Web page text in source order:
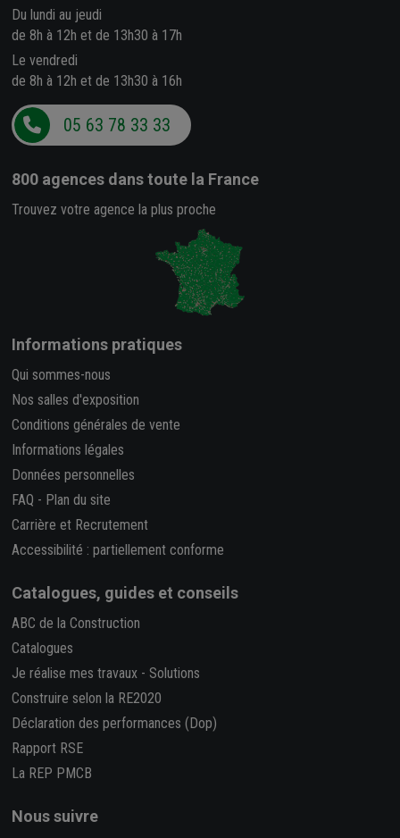
Du lundi au jeudi
de 8h à 12h et de 13h30 à 17h
Le vendredi
de 8h à 12h et de 13h30 à 16h
05 63 78 33 33
800 agences dans toute la France
Trouvez votre agence la plus proche
Informations pratiques
Qui sommes-nous
Nos salles d'exposition
Conditions générales de vente
Informations légales
Données personnelles
FAQ - Plan du site
Carrière et Recrutement
Accessibilité : partiellement conforme
Catalogues, guides et conseils
ABC de la Construction
Catalogues
Je réalise mes travaux - Solutions
Construire selon la RE2020
Déclaration des performances (Dop)
Rapport RSE
La REP PMCB
Nous suivre